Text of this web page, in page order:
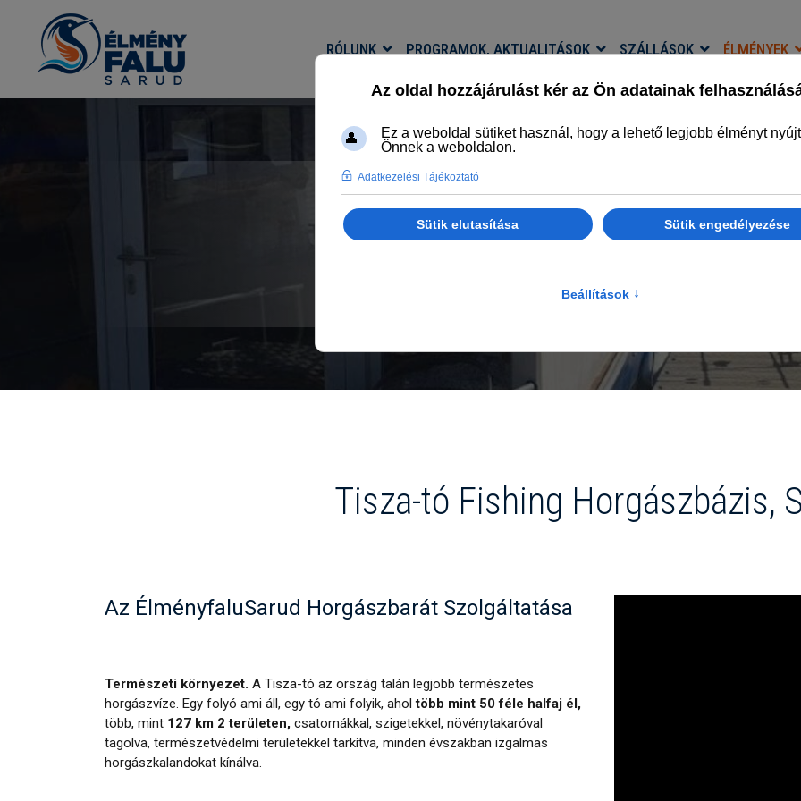
RÓLUNK PROGRAMOK, AKTUALITÁSOK SZÁLLÁSOK ÉLMÉNYEK
TISZA-TÓ FISHING
AZ ÉLMÉNYFALU HORGÁSZTURISZTIKAI
Élmények Tisza-tó Fishing
Tisza-tó Fishing Horgászbázis,
Az ÉlményfaluSarud Horgászbarát Szolgáltatása
Természeti környezet. A Tisza-tó az ország talán legjobb természetes
horgászvíze. Egy folyó ami áll, egy tó ami folyik, aholtöbb mint 50 féle halfaj él,
több, mint 127 km 2 területen, csatornákkal, szigetekkel, növénytakaróval
tagolva, természetvédelmi területekkel tarkítva, minden évszakban izgalmas
horgászkalandokat kínálva.